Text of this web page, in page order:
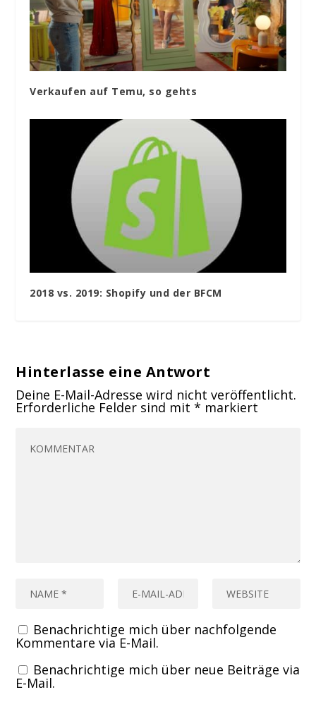
Verkaufen auf Temu, so gehts
2018 vs. 2019: Shopify und der BFCM
Hinterlasse eine Antwort
Deine E-Mail-Adresse wird nicht veröffentlicht.
Erforderliche Felder sind mit* markiert
Benachrichtige mich über nachfolgende
Kommentare via E-Mail.
Benachrichtige mich über neue Beiträge via
E-Mail.